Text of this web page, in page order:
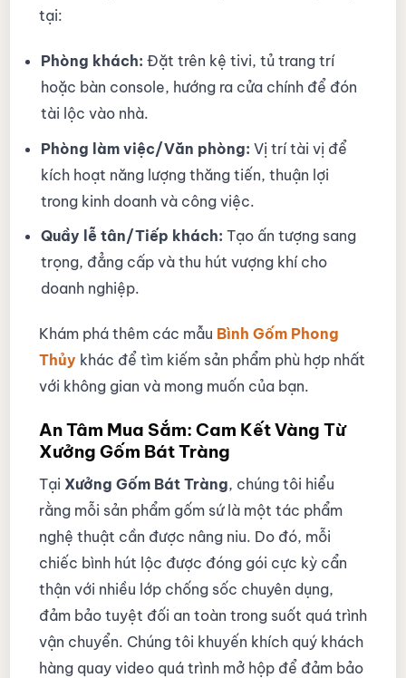
tại:
Phòng khách: Đặt trên kệ tivi, tủ trang trí
hoặc bàn console, hướng ra cửa chính để đón
tài lộc vào nhà.
Phòng làm việc/Văn phòng: Vị trí tài vị để
kích hoạt năng lượng thăng tiến, thuận lợi
trong kinh doanh và công việc.
Quầy lễ tân/Tiếp khách: Tạo ấn tượng sang
trọng, đẳng cấp và thu hút vượng khí cho
doanh nghiệp.
Khám phá thêm các mẫu Bình Gốm Phong
Thủy khác để tìm kiếm sản phẩm phù hợp nhất
với không gian và mong muốn của bạn.
An Tâm Mua Sắm: Cam Kết Vàng Từ
Xưởng Gốm Bát Tràng
Tại Xưởng Gốm Bát Tràng, chúng tôi hiểu
rằng mỗi sản phẩm gốm sứ là một tác phẩm
nghệ thuật cần được nâng niu. Do đó, mỗi
chiếc bình hút lộc được đóng gói cực kỳ cẩn
thận với nhiều lớp chống sốc chuyên dụng,
đảm bảo tuyệt đối an toàn trong suốt quá trình
vận chuyển. Chúng tôi khuyến khích quý khách
hàng quay video quá trình mở hộp để đảm bảo